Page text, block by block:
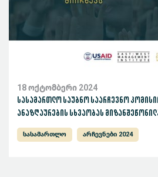
18 ოქტომბერი 2024
სასამართლო საუბნო საარჩევნო
ანაზღაურების სხვაობას
სასამართლო არჩევნები 2024